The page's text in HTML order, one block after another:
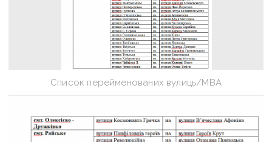
Список перейменованих вулиць/МВА